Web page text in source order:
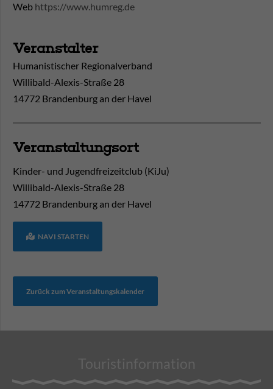
Web https://www.humreg.de
Veranstalter
Humanistischer Regionalverband
Willibald-Alexis-Straße 28
14772 Brandenburg an der Havel
Veranstaltungsort
Kinder- und Jugendfreizeitclub (KiJu)
Willibald-Alexis-Straße 28
14772 Brandenburg an der Havel
NAVI STARTEN
Zurück zum Veranstaltungskalender
Touristinformation